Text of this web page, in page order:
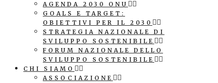
AGENDA 2030 ONU
GOALS E TARGET:
OBIETTIVI PER IL 2030
STRATEGIA NAZIONALE DI
SVILUPPO SOSTENIBILE
FORUM NAZIONALE DELLO
SVILUPPO SOSTENIBILE
CHI SIAMO
ASSOCIAZIONE